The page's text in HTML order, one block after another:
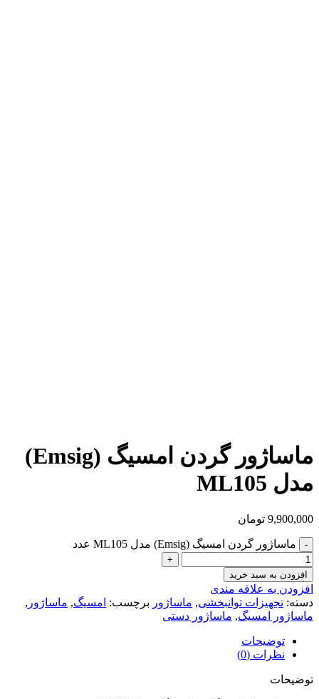
ماساژور گردن امسیگ (Emsig)
مدل ML105
9,900,000 تومان
ماساژور گردن امسیگ (Emsig) مدل ML105 عدد
افزودن به سبد خرید
افزودن به علاقه مندی
دسته: تجهیزات توانبخشی, ماساژور برچسب: امسیگ, ماساژور ,
ماساژور امسیگ, ماساژور دستی
توضیحات
نظرات (0)
توضیحات